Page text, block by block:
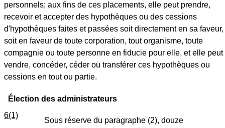
personnels; aux fins de ces placements, elle peut prendre,
recevoir et accepter des hypothèques ou des cessions
d'hypothèques faites et passées soit directement en sa faveur,
soit en faveur de toute corporation, tout organisme, toute
compagnie ou toute personne en fiducie pour elle, et elle peut
vendre, concéder, céder ou transférer ces hypothèques ou
cessions en tout ou partie.
Élection des administrateurs
6(1)
Sous réserve du paragraphe (2), douze